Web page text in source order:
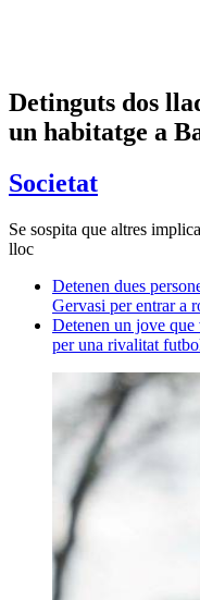
Detinguts dos
un habitatge a
Societat
Se sospita que altres
lloc
Detenen dues
Gervasi per entrar a
Detenen un jove que
per una rivalitat